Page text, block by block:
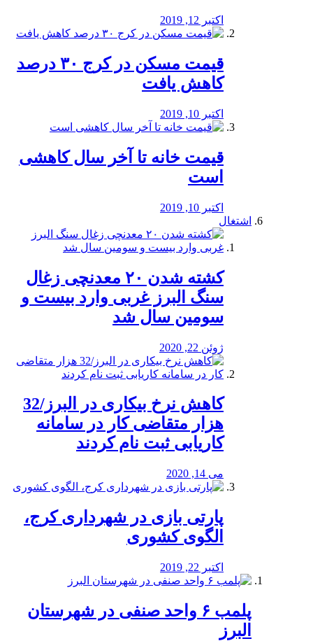
اکتبر 12, 2019
️قیمت مسکن در کرج ۳۰ درصد
کاهش یافت
اکتبر 10, 2019
قیمت خانه تا آخر سال کاهشی
است
اکتبر 10, 2019
اشتغال
کشته شدن ۲۰ معدنچی زغال
سنگ البرز غربی وارد بیست و
سومین سال شد
ژوئن 22, 2020
کاهش نرخ بیکاری در البرز/32
هزار متقاضی کار در سامانه
کاریابی ثبت نام کردند
می 14, 2020
پارتی بازی در شهرداری کرج،
الگوی کشوری
اکتبر 22, 2019
پلمب ۶ واحد صنفی در شهرستان
البرز